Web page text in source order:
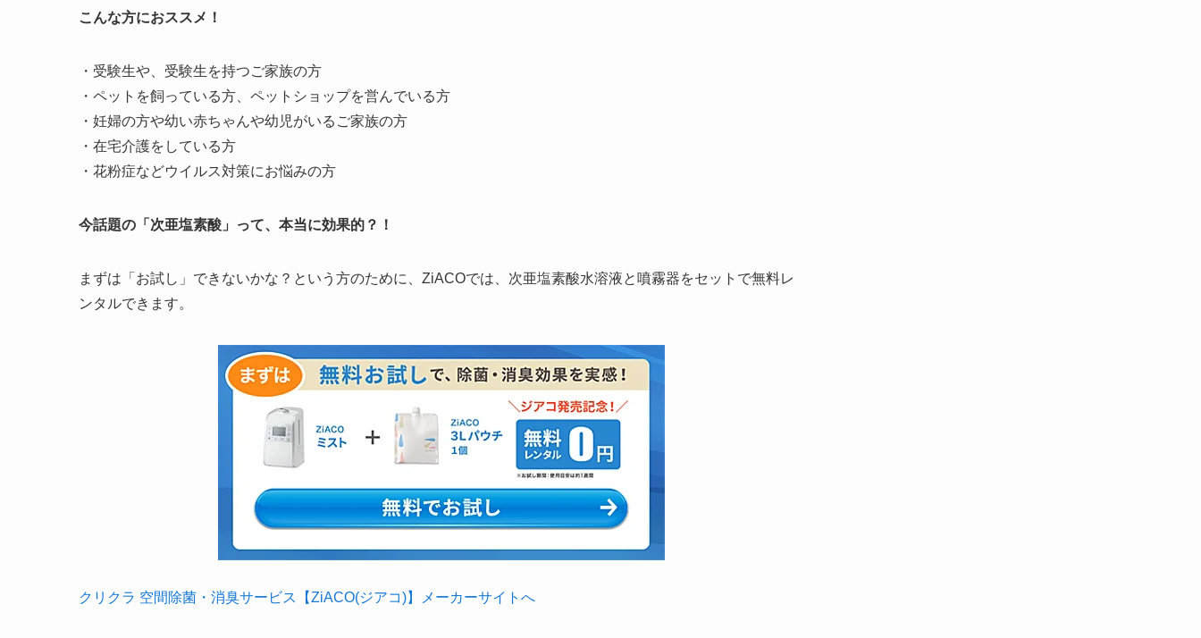
こんな方におススメ！
・受験生や、受験生を持つご家族の方
・ペットを飼っている方、ペットショップを営んでいる方
・妊婦の方や幼い赤ちゃんや幼児がいるご家族の方
・在宅介護をしている方
・花粉症などウイルス対策にお悩みの方
今話題の「次亜塩素酸」って、本当に効果的？！
まずは「お試し」できないかな？という方のために、ZiACOでは、次亜塩素酸水溶液と噴霧器をセットで無料レ
ンタルできます。
クリクラ 空間除菌・消臭サービス【ZiACO(ジアコ)】メーカーサイトへ